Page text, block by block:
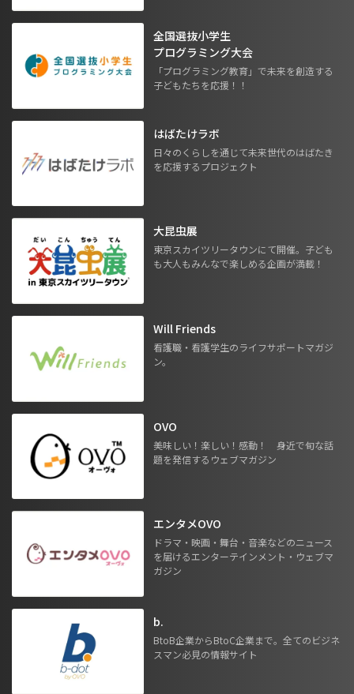
全国選抜小学生
プログラミング大会
「プログラミング教育」で未来を創造する
子どもたちを応援！！
はばたけラボ
日々のくらしを通じて未来世代のはばたき
を応援するプロジェクト
大昆虫展
東京スカイツリータウンにて開催。子ども
も大人もみんなで楽しめる企画が満載！
Will Friends
看護職・看護学生のライフサポートマガジ
ン。
OVO
美味しい！楽しい！感動！ 身近で旬な話
題を発信するウェブマガジン
エンタメOVO
ドラマ・映画・舞台・音楽などのニュース
を届けるエンターテインメント・ウェブマ
ガジン
b.
BtoB企業からBtoC企業まで。全てのビジネ
スマン必見の情報サイト